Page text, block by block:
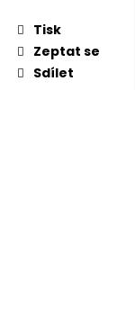
Tisk
Zeptat se
Sdílet